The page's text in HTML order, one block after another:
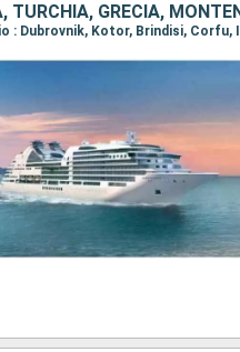
TURCHIA, GRECIA,